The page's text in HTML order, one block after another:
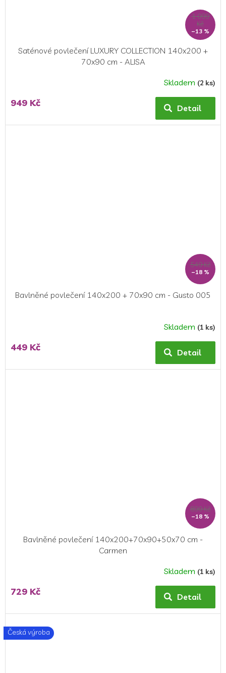
1 099
Kč
–13 %
Saténové povlečení LUXURY COLLECTION 140x200 +
70x90 cm - ALISA
produktu
4,5
Skladem (2 ks)
949 Kč Detail
549 Kč
–18 %
Bavlněné povlečení 140x200 + 70x90 cm - Gusto 005
Skladem (1 ks)
449 Kč Detail
899 Kč
–18 %
Bavlněné povlečení 140x200+70x90+50x70 cm -
Carmen
produktu
z
5
Skladem (1 ks)
729 Kč Detail
Česká výroba